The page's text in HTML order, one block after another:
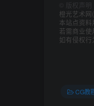
版权声明
橙光艺术
本站点资料
若需商业
如有侵权行
CG教